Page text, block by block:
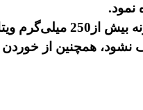
نمود.
ویتامین
همچنین از خوردن